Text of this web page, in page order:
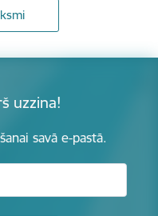
uzzina!
savā e-pastā.